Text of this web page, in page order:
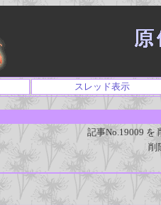
スレッド表示
記事No.19009 を
削